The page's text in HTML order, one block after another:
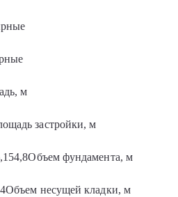
м
застройки, м
фундамента, м
несущей кладки, м